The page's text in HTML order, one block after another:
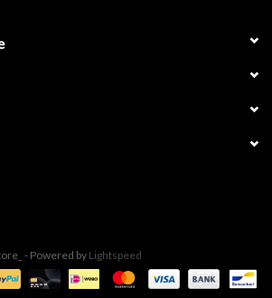
- Powered by Lightspeed